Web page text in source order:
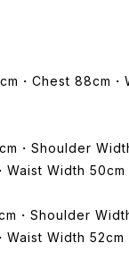
・Chest 88cm・
・Shoulder
Waist Width
・Shoulder
Waist Width